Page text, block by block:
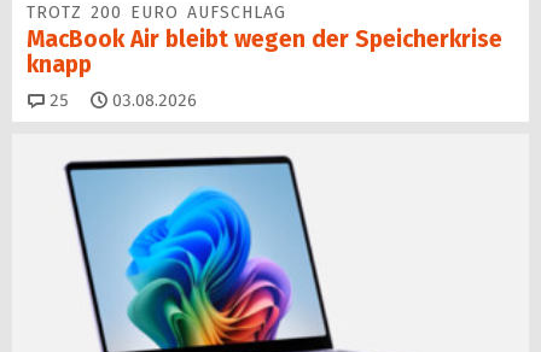
TROTZ 200 EURO AUFSCHLAG
MacBook Air bleibt wegen der Speicherkrise
knapp
25 Kommentare
03.08.2026